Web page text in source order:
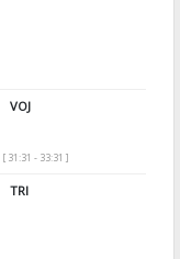
VOJ
[ 31:31 - 33:31 ]
TRI